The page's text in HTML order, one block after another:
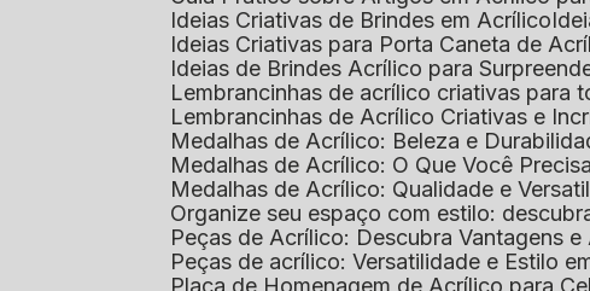
Ideias Criativas de Brindes em Acrílico
Ideias Criativas para Porta Caneta de
Ideias de Brindes Acrílico para
Lembrancinhas de acrílico criativas para
Lembrancinhas de Acrílico Criativas e
Medalhas de Acrílico: Beleza e
Medalhas de Acrílico: O Que Você
Medalhas de Acrílico: Qualidade e
Organize seu espaço com estilo:
Peças de Acrílico: Descubra Vantagens
Peças de acrílico: Versatilidade e Estilo
Placa de Homenagem de Acrílico para